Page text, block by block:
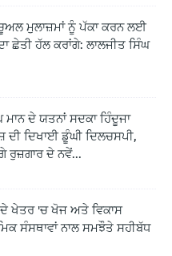
ਮੁਲਾਜ਼ਮਾਂ ਨੂੰ ਪੱਕਾ ਕਰਨ ਲਈ
ਛੇਤੀ ਹੱਲ ਕਰਾਂਗੇ: ਲਾਲਜੀਤ ਸਿੰਘ
ਦੇ ਯਤਨਾਂ ਸਦਕਾ ਹਿੰਦੂਜਾ
ਦੀ ਦਿਖਾਈ ਡੂੰਘੀ ਦਿਲਚਸਪੀ,
ਰੁਜ਼ਗਾਰ ਦੇ ਨਵੇਂ...
ਖੇਤਰ 'ਚ ਖੋਜ ਅਤੇ ਵਿਕਾਸ
ਸੰਸਥਾਵਾਂ ਨਾਲ ਸਮਝੌਤੇ ਸਹੀਬੱਧ